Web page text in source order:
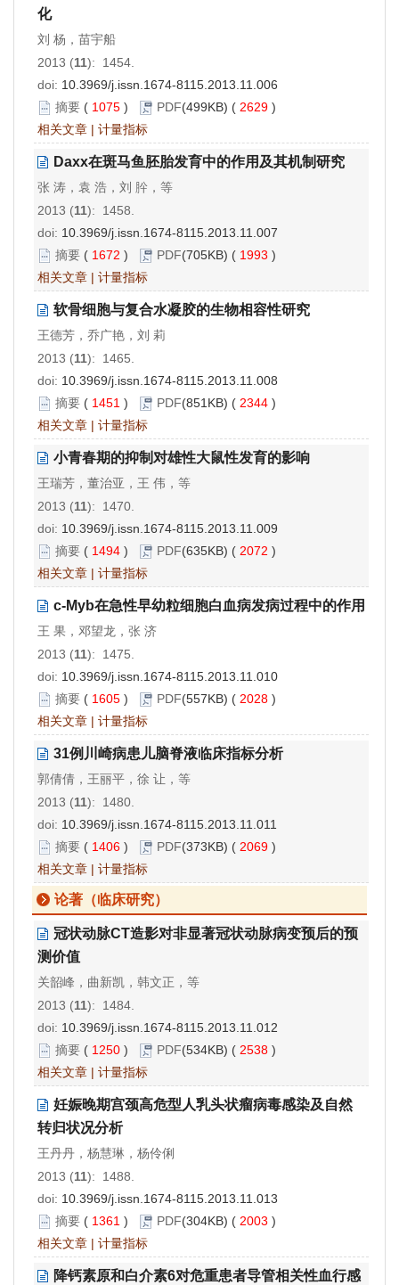
化
刘 杨，苗宇船
2013 (11): 1454.
doi: 10.3969/j.issn.1674-8115.2013.11.006
摘要 ( 1075 ) PDF(499KB) ( 2629 )
相关文章 | 计量指标
Daxx在斑马鱼胚胎发育中的作用及其机制研究
张 涛，袁 浩，刘 肸，等
2013 (11): 1458.
doi: 10.3969/j.issn.1674-8115.2013.11.007
摘要 ( 1672 ) PDF(705KB) ( 1993 )
相关文章 | 计量指标
软骨细胞与复合水凝胶的生物相容性研究
王德芳，乔广艳，刘 莉
2013 (11): 1465.
doi: 10.3969/j.issn.1674-8115.2013.11.008
摘要 ( 1451 ) PDF(851KB) ( 2344 )
相关文章 | 计量指标
小青春期的抑制对雄性大鼠性发育的影响
王瑞芳，董治亚，王 伟，等
2013 (11): 1470.
doi: 10.3969/j.issn.1674-8115.2013.11.009
摘要 ( 1494 ) PDF(635KB) ( 2072 )
相关文章 | 计量指标
c-Myb在急性早幼粒细胞白血病发病过程中的作用
王 果，邓望龙，张 济
2013 (11): 1475.
doi: 10.3969/j.issn.1674-8115.2013.11.010
摘要 ( 1605 ) PDF(557KB) ( 2028 )
相关文章 | 计量指标
31例川崎病患儿脑脊液临床指标分析
郭倩倩，王丽平，徐 让，等
2013 (11): 1480.
doi: 10.3969/j.issn.1674-8115.2013.11.011
摘要 ( 1406 ) PDF(373KB) ( 2069 )
相关文章 | 计量指标
论著（临床研究）
冠状动脉CT造影对非显著冠状动脉病变预后的预
测价值
关韶峰，曲新凯，韩文正，等
2013 (11): 1484.
doi: 10.3969/j.issn.1674-8115.2013.11.012
摘要 ( 1250 ) PDF(534KB) ( 2538 )
相关文章 | 计量指标
妊娠晚期宫颈高危型人乳头状瘤病毒感染及自然
转归状况分析
王丹丹，杨慧琳，杨伶俐
2013 (11): 1488.
doi: 10.3969/j.issn.1674-8115.2013.11.013
摘要 ( 1361 ) PDF(304KB) ( 2003 )
相关文章 | 计量指标
降钙素原和白介素6对危重患者导管相关性血行感